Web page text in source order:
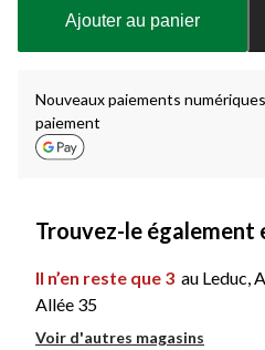
à
Ajouter au panier
Nouveaux paiements
paiement
Trouvez-le également
Il n’en reste que 3 au Leduc,
Allée 35
Voir d'autres magasins